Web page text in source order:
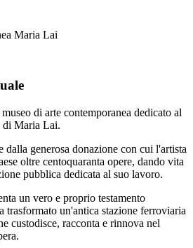
Maria Lai
di arte contemporanea dedicato al
di Maria Lai.
dalla generosa donazione con cui l'artista
oltre centoquaranta opere, dando vita
pubblica dedicata al suo lavoro.
un vero e proprio testamento
trasformato un'antica stazione ferroviaria
custodisce, racconta e rinnova nel